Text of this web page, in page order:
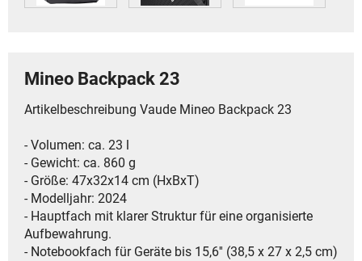
Mineo Backpack 23
Artikelbeschreibung Vaude Mineo Backpack 23
- Volumen: ca. 23 l
- Gewicht: ca. 860 g
- Größe: 47x32x14 cm (HxBxT)
- Modelljahr: 2024
- Hauptfach mit klarer Struktur für eine organisierte
Aufbewahrung.
- Notebookfach für Geräte bis 15,6'' (38,5 x 27 x 2,5 cm)